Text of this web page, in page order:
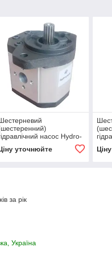
насос Hydro-
уточнюйте
за рік
Україна